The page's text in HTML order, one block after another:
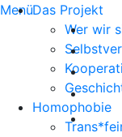
Das Projekt
Wer wir
Homophobie
Menü